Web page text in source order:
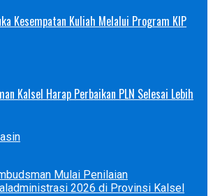
Kesempatan Kuliah Melalui Program KIP
Kalsel Harap Perbaikan PLN Selesai Lebih
Mulai Penilaian
2026 di Provinsi Kalsel